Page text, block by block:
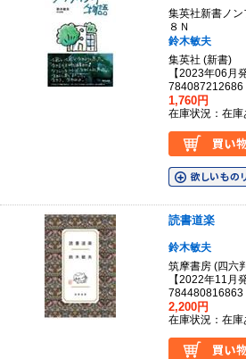
集英社新書ノ
８Ｎ
鈴木敏夫
集英社 (新書)
【2023年06
784087212686
1,760円
在庫状況：在庫
読書道楽
鈴木敏夫
筑摩書房 (四六
【2022年11
784480816863
2,200円
在庫状況：在庫